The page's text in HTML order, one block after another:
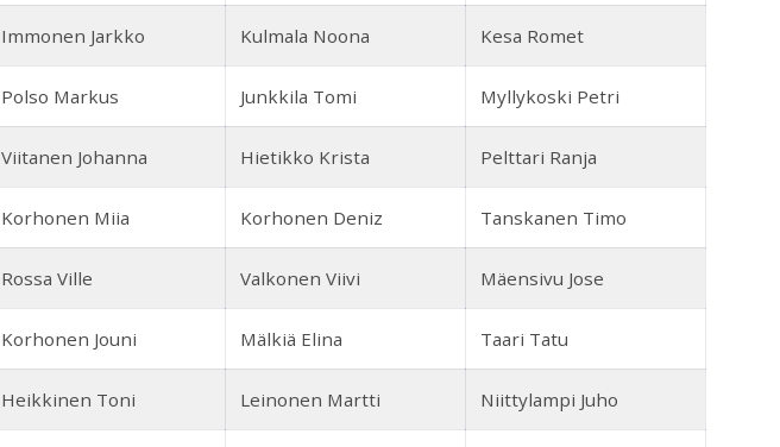
Immonen Jarkko Kulmala Noona Kesa Romet
Polso Markus Junkkila Tomi Myllykoski Petri
Viitanen Johanna Hietikko Krista Pelttari Ranja
Korhonen Miia Korhonen Deniz Tanskanen Timo
Rossa Ville Valkonen Viivi Mäensivu Jose
Korhonen Jouni Mälkiä Elina Taari Tatu
Heikkinen Toni Leinonen Martti Niittylampi Juho